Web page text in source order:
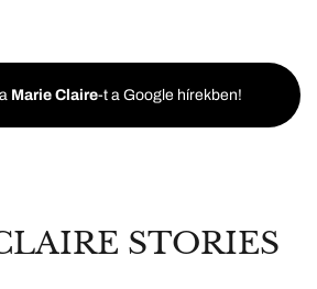
Marie Claire-t a Google hírekben!
STORIES